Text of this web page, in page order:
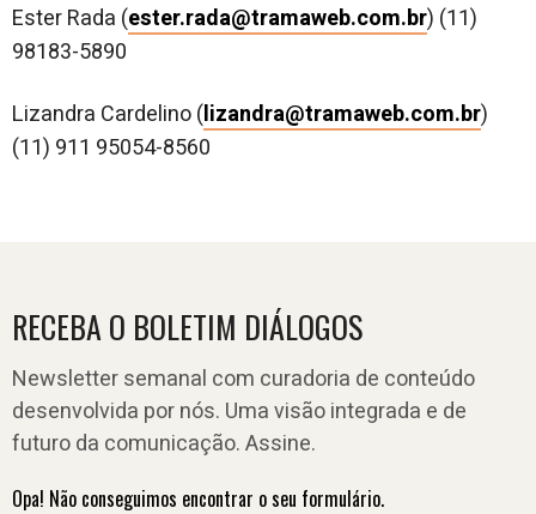
Ester Rada (ester.rada@tramaweb.com.br) (11)
98183-5890
Lizandra Cardelino (lizandra@tramaweb.com.br)
(11) 911 95054-8560
RECEBA O BOLETIM DIÁLOGOS
Newsletter semanal com curadoria de conteúdo
desenvolvida por nós. Uma visão integrada e de
futuro da comunicação. Assine.
Opa! Não conseguimos encontrar o seu formulário.